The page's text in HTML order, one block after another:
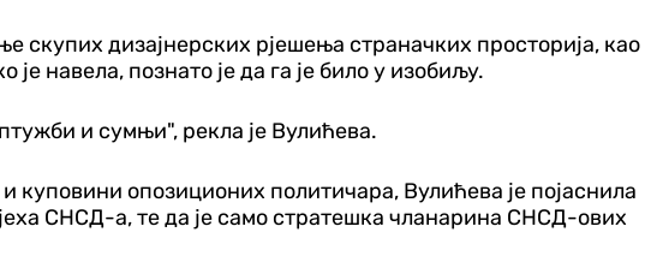
скупих дизајнерских рјешења страначких просторија, као
навела, познато је да га је било у изобиљу.
и сумњи", рекла је Вулићева.
куповини опозиционих политичара, Вулићева је појаснила
СНСД-а, те да је само стратешка чланарина СНСД-ових